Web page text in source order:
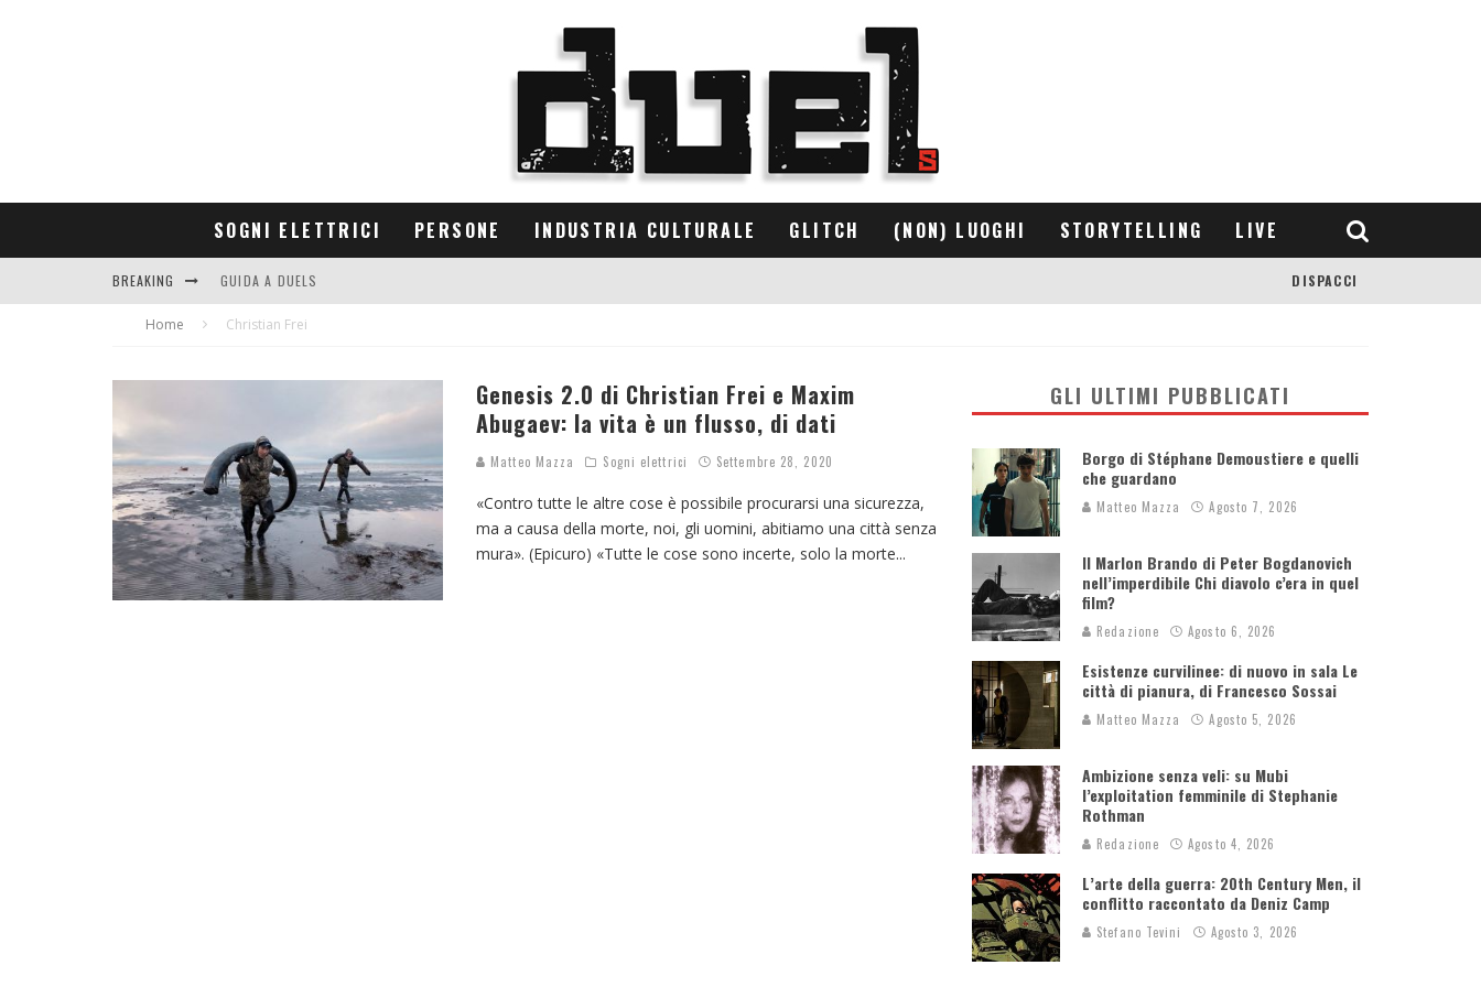
SOGNI ELETTRICI PERSONE INDUSTRIA CULTURALE GLITCH (NON) LUOGHI STORYTELLING LIVE
BREAKING GUIDA A DUELS
CONTRIBUTORS
DISPACCI
Home Christian Frei
Genesis 2.0 di Christian Frei e Maxim
Abugaev: la vita è un flusso, di dati
Matteo Mazza Sogni elettrici Settembre 28, 2020
«Contro tutte le altre cose è possibile procurarsi una sicurezza,
ma a causa della morte, noi, gli uomini, abitiamo una città senza
mura». (Epicuro) «Tutte le cose sono incerte, solo la morte...
GLI ULTIMI PUBBLICATI
Borgo di Stéphane Demoustiere e quelli
che guardano
Matteo Mazza Agosto 7, 2026
Il Marlon Brando di Peter Bogdanovich
nell’imperdibile Chi diavolo c’era in quel
film?
Redazione Agosto 6, 2026
Esistenze curvilinee: di nuovo in sala Le
città di pianura, di Francesco Sossai
Matteo Mazza Agosto 5, 2026
Ambizione senza veli: su Mubi
l’exploitation femminile di Stephanie
Rothman
Redazione Agosto 4, 2026
L’arte della guerra: 20th Century Men, il
conflitto raccontato da Deniz Camp
Stefano Tevini Agosto 3, 2026